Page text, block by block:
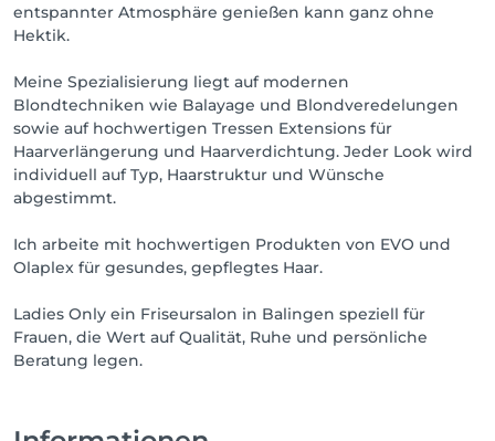
entspannter Atmosphäre genießen kann ganz ohne
Hektik.
Meine Spezialisierung liegt auf modernen
Blondtechniken wie Balayage und Blondveredelungen
sowie auf hochwertigen Tressen Extensions für
Haarverlängerung und Haarverdichtung. Jeder Look wird
individuell auf Typ, Haarstruktur und Wünsche
abgestimmt.
Ich arbeite mit hochwertigen Produkten von EVO und
Olaplex für gesundes, gepflegtes Haar.
Ladies Only ein Friseursalon in Balingen speziell für
Frauen, die Wert auf Qualität, Ruhe und persönliche
Beratung legen.